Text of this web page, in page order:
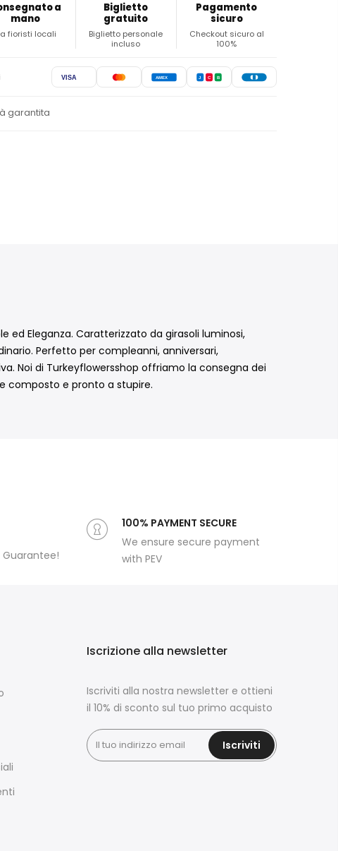
a
mano
fioristi locali
Biglietto
gratuito
Biglietto personale
incluso
Pagamento
sicuro
Checkout sicuro al
100%
VISA AMEX J C B
garantita
ed Eleganza. Caratterizzato da girasoli luminosi,
Perfetto per compleanni, anniversari,
Noi di Turkeyflowersshop offriamo la consegna dei
composto e pronto a stupire.
Guarantee!
100% PAYMENT SECURE
We ensure secure payment
with PEV
Iscrizione alla newsletter
Iscriviti alla nostra newsletter e ottieni
il 10% di sconto sul tuo primo acquisto
Iscriviti